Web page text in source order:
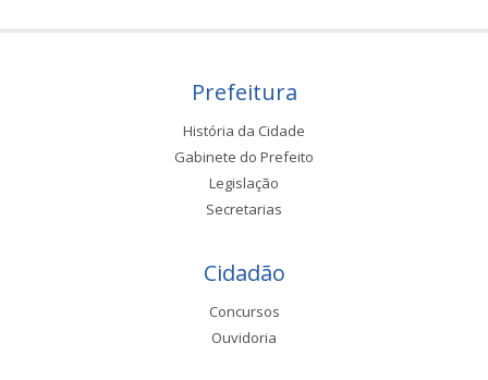
Prefeitura
História da Cidade
Gabinete do Prefeito
Legislação
Secretarias
Cidadão
Concursos
Ouvidoria